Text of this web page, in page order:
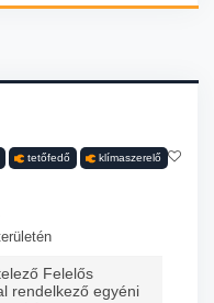
tetőfedő klímaszerelő
Felelős
rendelkező egyéni